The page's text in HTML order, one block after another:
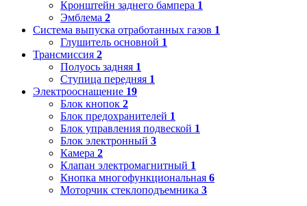
Кронштейн заднего бампера 1
Эмблема 2
Система выпуска отработанных газов 1
Глушитель основной 1
Трансмиссия 2
Полуось задняя 1
Ступица передняя 1
Электрооснащение 19
Блок кнопок 2
Блок предохранителей 1
Блок управления подвеской 1
Блок электронный 3
Камера 2
Клапан электромагнитный 1
Кнопка многофункциональная 6
Моторчик стеклоподъемника 3